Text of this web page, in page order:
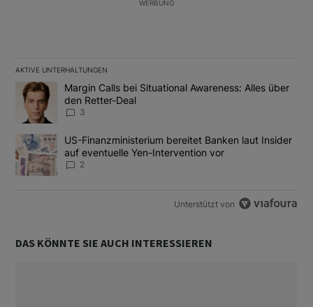
WERBUNG
AKTIVE UNTERHALTUNGEN
Das Folgende ist eine Liste der am meisten kommentierten
Ein Trendartikel mit dem Titel "Margin Calls bei Situational
Margin Calls bei Situational Awareness: Alles über
den Retter-Deal
3
Ein Trendartikel mit dem Titel "US-Finanzministerium bereitet
US-Finanzministerium bereitet Banken laut Insider
auf eventuelle Yen-Intervention vor
2
Unterstützt von
DAS KÖNNTE SIE AUCH INTERESSIEREN